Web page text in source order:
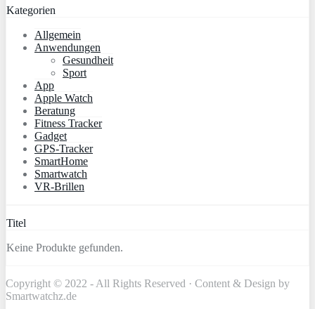
Kategorien
Allgemein
Anwendungen
Gesundheit
Sport
App
Apple Watch
Beratung
Fitness Tracker
Gadget
GPS-Tracker
SmartHome
Smartwatch
VR-Brillen
Titel
Keine Produkte gefunden.
Copyright © 2022 - All Rights Reserved · Content & Design by
Smartwatchz.de